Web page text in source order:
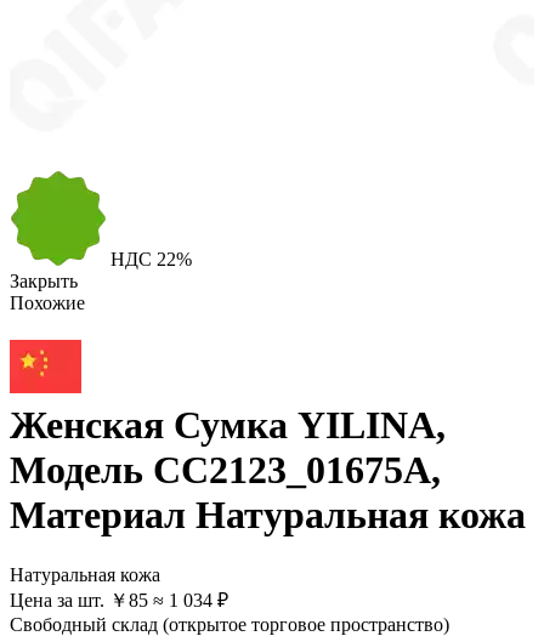
НДС 22%
Закрыть
Похожие
Женская Сумка YILINA,
Модель CC2123_01675A,
Материал Натуральная кожа
Натуральная кожа
Цена за шт. ￥85 ≈ 1 034 ₽
Свободный склад (открытое торговое пространство)